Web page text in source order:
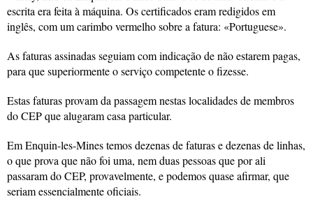
escrita era feita à máquina. Os certificados eram redigidos em
inglês, com um carimbo vermelho sobre a fatura: «Portuguese».
As faturas assinadas seguiam com indicação de não estarem pagas,
para que superiormente o serviço competente o fizesse.
Estas faturas provam da passagem nestas localidades de membros
do CEP que alugaram casa particular.
Em Enquin-les-Mines temos dezenas de faturas e dezenas de linhas,
o que prova que não foi uma, nem duas pessoas que por ali
passaram do CEP, provavelmente, e podemos quase afirmar, que
seriam essencialmente oficiais.